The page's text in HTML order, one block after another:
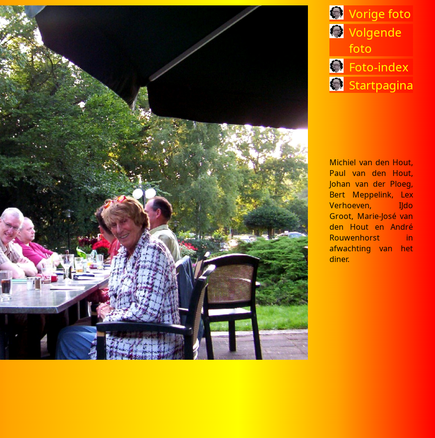
Vorige foto
Volgende
foto
Foto-index
Startpagina
Michiel van den Hout,
Paul van den Hout,
Johan van der Ploeg,
Bert Meppelink, Lex
Verhoeven, IJdo
Groot, Marie-José van
den Hout en André
Rouwenhorst in
afwachting van het
diner.